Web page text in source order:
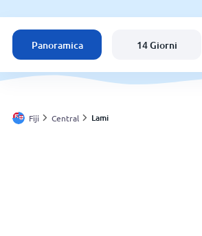
Fiji
Italia
Svizzera
Panoramica 14 Giorni
Fiji Central Lami